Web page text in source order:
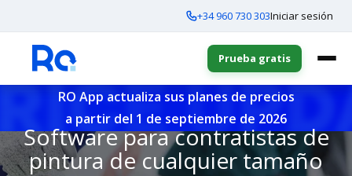
+34 960 730 303Iniciar sesión
Prueba gratis
RO App actualiza sus planes de precios
a partir del 1 de septiembre de 2026
Software para contratistas de
pintura de cualquier tamaño